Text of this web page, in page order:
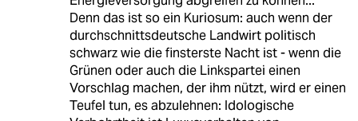
Denn das ist so ein Kuriosum: auch wenn der
durchschnittsdeutsche Landwirt politisch
schwarz wie die finsterste Nacht ist - wenn die
Grünen oder auch die Linkspartei einen
Vorschlag machen, der ihm nützt, wird er einen
Teufel tun, es abzulehnen: Idologische